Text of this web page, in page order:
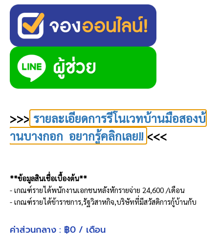
>>> รายละเอียดการรีโนเวทบ้านมือสองบ้
านบางกอก อยากรู้คลิกเลย!! <<<
**ข้อมูลสินเชื่อเบื้องต้น**
- เกณฑ์รายได้พนักงานเอกชนหลังหักรายจ่าย 24,600 /เดือน
- เกณฑ์รายได้ข้าราชการ,รัฐวิสาหกิจ,บริษัทที่มีสวัสดิการกู้บ้านกับ
- ผ่อนเพียงประมาณ 9,400 x30 ปี (เรามีบริการเช็ควงเงินกู้ให้ ฟรี!!
ทราบผลภายใน 3 วัน)
ค่าส่วนกลาง : ฿0 / เดือน